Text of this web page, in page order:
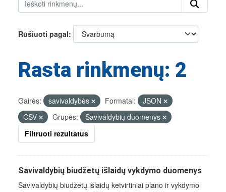
Rūšiuoti pagal
Rasta rinkmenų: 2
Gairės: savivaldybės Formatai:
JSON
CSV
Grupės:
Savivaldybių duomenys
Filtruoti rezultatus
Savivaldybių biudžetų išlaidų vykdymo duomenys
Savivaldybių biudžetų išlaidų ketvirtiniai plano ir vykdymo